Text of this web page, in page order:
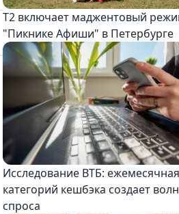
Т2 включает маджентовый
"Пикнике Афиши" в Петербурге
Исследование ВТБ:
категорий кешбэка создает
спроса